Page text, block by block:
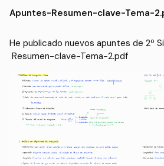
Apuntes-Resumen-clave-Tema-
He publicado nuevos apuntes de 2º
Resumen-clave-Tema-2.pdf